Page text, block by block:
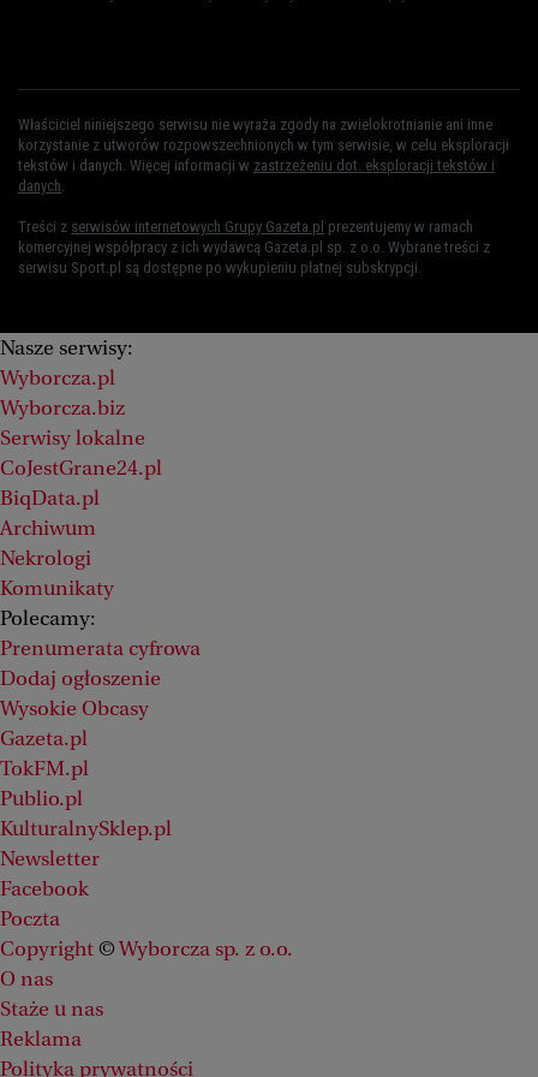
Właściciel niniejszego serwisu nie wyraża zgody na zwielokrotnianie ani inne
korzystanie z utworów rozpowszechnionych w tym serwisie, w celu eksploracji
tekstów i danych. Więcej informacji w zastrzeżeniu dot. eksploracji tekstów i
danych.
Treści z serwisów internetowych Grupy Gazeta.pl prezentujemy w ramach
komercyjnej współpracy z ich wydawcą Gazeta.pl sp. z o.o. Wybrane treści z
serwisu Sport.pl są dostępne po wykupieniu płatnej subskrypcji.
Nasze serwisy:
Wyborcza.pl
Wyborcza.biz
Serwisy lokalne
CoJestGrane24.pl
BiqData.pl
Archiwum
Nekrologi
Komunikaty
Polecamy:
Prenumerata cyfrowa
Dodaj ogłoszenie
Wysokie Obcasy
Gazeta.pl
TokFM.pl
Publio.pl
KulturalnySklep.pl
Newsletter
Facebook
Poczta
Copyright © Wyborcza sp. z o.o.
O nas
Staże u nas
Reklama
Polityka prywatności